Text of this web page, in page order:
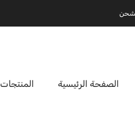
الصفحة الرئيسية المنتجات